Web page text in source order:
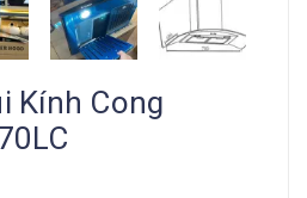
Kính Cong